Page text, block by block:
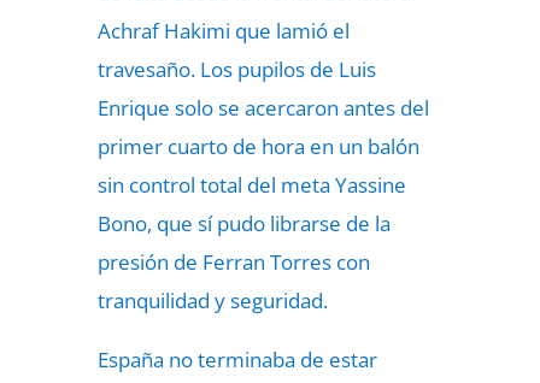
Achraf Hakimi que lamió el
travesaño. Los pupilos de Luis
Enrique solo se acercaron antes del
primer cuarto de hora en un balón
sin control total del meta Yassine
Bono, que sí pudo librarse de la
presión de Ferran Torres con
tranquilidad y seguridad.
España no terminaba de estar